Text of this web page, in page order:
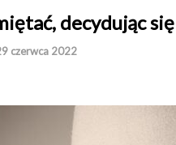
decydując
czerwca 2022